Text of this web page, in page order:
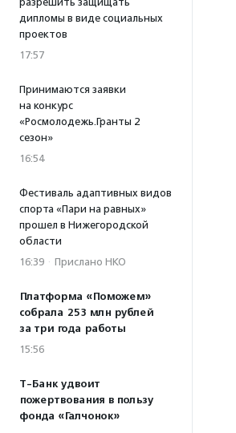
дипломы в виде социальных
проектов
17:57
Принимаются заявки
на конкурс
«Росмолодежь.Гранты 2
сезон»
16:54
Фестиваль адаптивных видов
спорта «Пари на равных»
прошел в Нижегородской
области
16:39 · Прислано НКО
Платформа «Поможем»
собрала 253 млн рублей
за три года работы
15:56
Т-Банк удвоит
пожертвования в пользу
фонда «Галчонок»